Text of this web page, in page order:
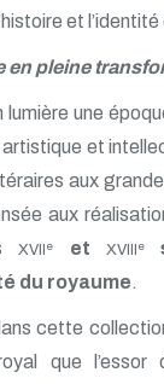
et
en pleine
une
et
aux
aux
XVII e et XVIII e
du royaume.
cette
que l’essor